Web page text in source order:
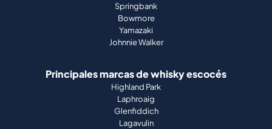
Springbank
Bowmore
Yamazaki
Johnnie Walker
Principales marcas de whisky escocés
Highland Park
Laphroaig
Glenfiddich
Lagavulin